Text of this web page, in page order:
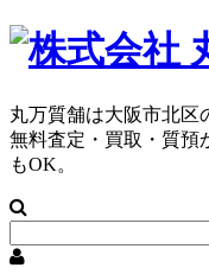
丸万質舗は大阪市北区
無料査定・買取・質預
もOK。